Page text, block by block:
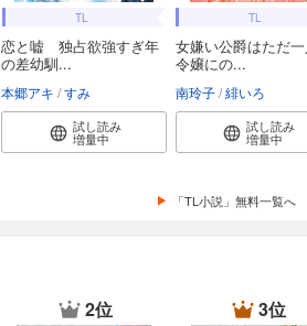
TL
恋と嘘 独占欲強すぎ年
の差幼馴...
本郷アキ すみ
試し読み
増量中
TL
女嫌い公爵はただ
令嬢にの...
南玲子 緋いろ
試し読み
増量中
「TL小説」無料一覧へ
2位 3位